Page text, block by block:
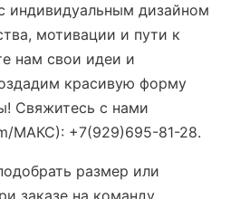
индивидуальным дизайном
мотивации и пути к
нам свои идеи и
красивую форму
Cвяжитесь с нами
МАКС): +7(929)695-81-28.
размер или